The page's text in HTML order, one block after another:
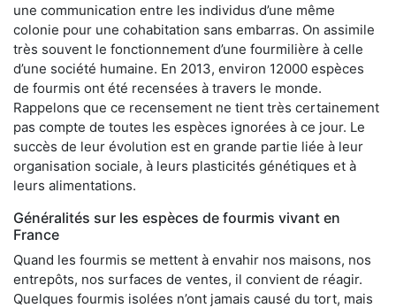
une communication entre les individus d’une même
colonie pour une cohabitation sans embarras. On assimile
très souvent le fonctionnement d’une fourmilière à celle
d’une société humaine. En 2013, environ 12000 espèces
de fourmis ont été recensées à travers le monde.
Rappelons que ce recensement ne tient très certainement
pas compte de toutes les espèces ignorées à ce jour. Le
succès de leur évolution est en grande partie liée à leur
organisation sociale, à leurs plasticités génétiques et à
leurs alimentations.
Généralités sur les espèces de fourmis vivant en
France
Quand les fourmis se mettent à envahir nos maisons, nos
entrepôts, nos surfaces de ventes, il convient de réagir.
Quelques fourmis isolées n’ont jamais causé du tort, mais